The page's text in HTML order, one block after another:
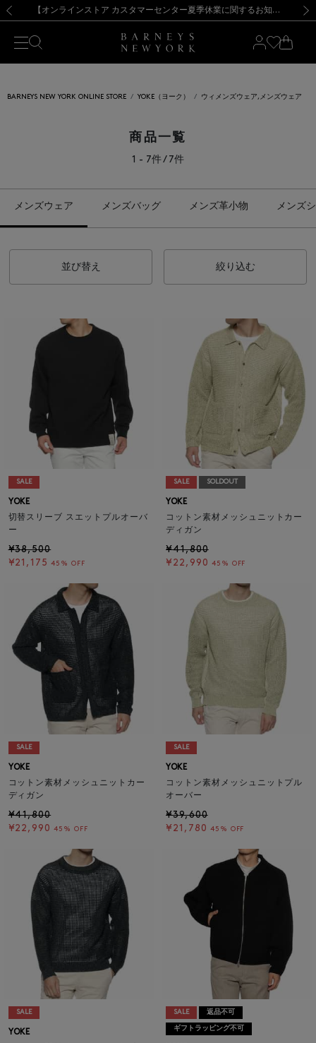
新規登録のお客様も対象！＜MY BARNEYS＞会員のお客様は11,000円（税込）以上のお買上げで常時送料無料！お買い物の際は会員登録を！
【夏季休業に伴う出荷一時停止のお知らせ】(2026.8.7) 【オンラインストア カスタマーセンター夏季休業に関するお知らせ】（2026.8.7）
【夏季休業に伴う返品・交換承り一時停止のお知らせ】（2026.8.5）
熊本県を中心とした地震の影響によるお荷物のお届けについて
【開催中】SUMMER SALEのご案内・ご注意事項 新規登録のお客様も対象！＜MY BARNEYS＞会員のお客様は11,000円（税込）以上のお買上げで常時送料無料！お買い物の際は会員登録を！
【夏季休業に伴う出荷一時停止のお知らせ】(2026.8.7)
BARNEYS NEW YORK ONLINE STORE YOKE（ヨーク） ウィメンズウェア,メンズウェア
商品一覧
1 - 7件 / 7件
メンズウェア メンズバッグ メンズ革小物 メンズ
並び替え 絞り込む
SALE
YOKE
切替スリーブ スエットプルオーバ
ー
¥38,500
¥21,175 45% OFF
SALE SOLDOUT
YOKE
コットン素材メッシュニットカー
ディガン
¥41,800
¥22,990 45% OFF
SALE
YOKE
コットン素材メッシュニットカー
ディガン
¥41,800
¥22,990 45% OFF
SALE
YOKE
コットン素材メッシュニットプル
オーバー
¥39,600
¥21,780 45% OFF
SALE
YOKE
SALE 返品不可
ギフトラッピング不可